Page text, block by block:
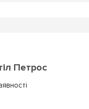
Петрос